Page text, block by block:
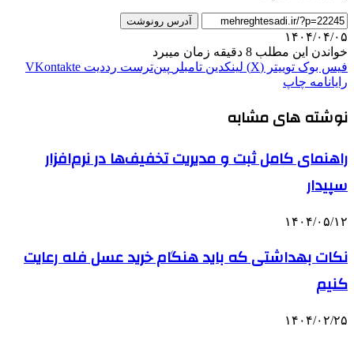
آدرس رونوشت
۱۴۰۴/۰۴/۰۵
خواندن این مطلب 8 دقیقه زمان میبرد
فیس بوک توییتر (X) لینکدین ‫تامبلر ‫پین‌ترست ‫رددیت ‫VKontakte
رایانامه چاپ
نوشته های مشابه
راهنمای کامل ثبت و مدیریت تخفیف‌ها در نرم‌افزار
سپیدار
۱۴۰۴/۰۵/۱۲
نکات بهداشتی که باید هنگام خرید عسل فله رعایت
کنیم
۱۴۰۴/۰۲/۲۵